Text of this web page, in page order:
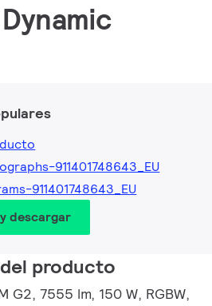
911401748643_EU
911401748643_EU
descargar
producto
G2, 7555 lm, 150 W, RGBW,